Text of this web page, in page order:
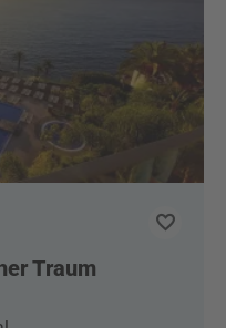
Traum